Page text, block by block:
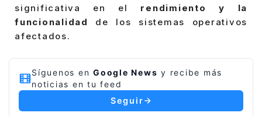
significativa en el
rendimiento y la
funcionalidad
de los sistemas operativos
afectados.
Síguenos en Google News y recibe más
noticias en tu feed
Seguir